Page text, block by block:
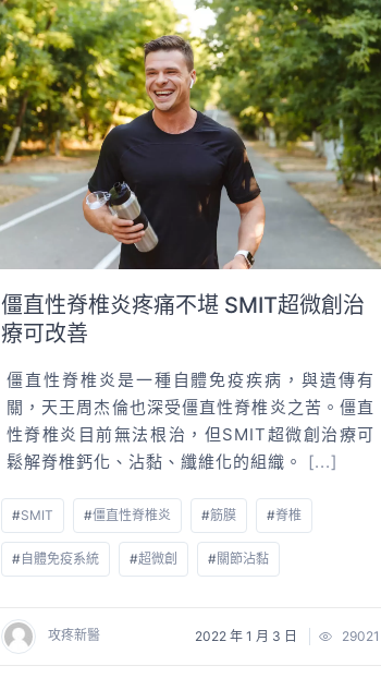
僵直性脊椎炎疼痛不堪 SMIT超微創治
療可改善
僵直性脊椎炎是一種自體免疫疾病，與遺傳有
關，天王周杰倫也深受僵直性脊椎炎之苦。僵直
性脊椎炎目前無法根治，但SMIT超微創治療可
鬆解脊椎鈣化、沾黏、纖維化的組織。 [...]
#SMIT #僵直性脊椎炎 #筋膜 #脊椎
#自體免疫系統 #超微創 #關節沾黏
攻疼新醫 2022 年 1 月 3 日 29021